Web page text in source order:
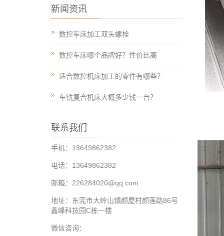
新闻资讯
数控车床加工双头螺栓
数控车床哪个品牌好？性价比高
适合数控机床加工的零件有哪些？
车铣复合机床大概多少钱一台？
联系我们
手机：13649862382
电话：13649862382
邮箱：226284020@qq.com
地址：东莞市大岭山镇颜屋村颜莲路86号
鑫峰科技园C栋一楼
微信咨询：